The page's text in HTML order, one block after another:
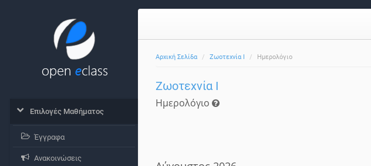
Αρχική Σελίδα Ζωοτεχνία Ι Ημερολόγιο
Ζωοτεχνία Ι
Ημερολόγιο
Επιλογές Μαθήματος
Έγγραφα
Ανακοινώσεις